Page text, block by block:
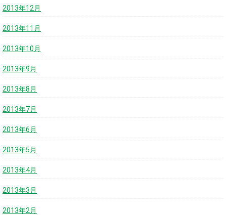
2013年12月
2013年11月
2013年10月
2013年9月
2013年8月
2013年7月
2013年6月
2013年5月
2013年4月
2013年3月
2013年2月